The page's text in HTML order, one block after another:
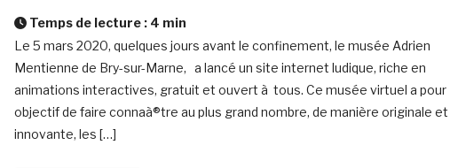
Temps de lecture : 4 min
Le 5 mars 2020, quelques jours avant le confinement, le musée Adrien
Mentienne de Bry-sur-Marne, a lancé un site internet ludique, riche en
animations interactives, gratuit et ouvert à tous. Ce musée virtuel a pour
objectif de faire connaà®tre au plus grand nombre, de manière originale et
innovante, les […]